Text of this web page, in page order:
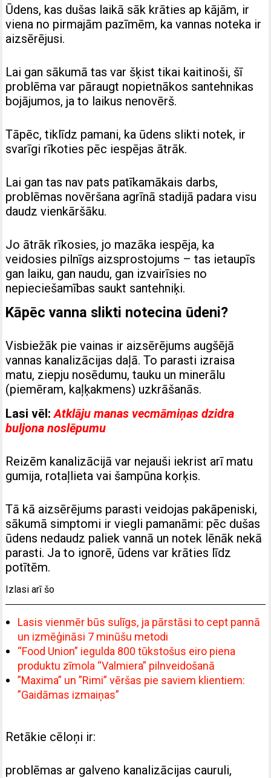
Ūdens, kas dušas laikā sāk krāties ap kājām, ir
viena no pirmajām pazīmēm, ka vannas noteka ir
aizsērējusi.
Lai gan sākumā tas var šķist tikai kaitinoši, šī
problēma var pāraugt nopietnākos santehnikas
bojājumos, ja to laikus nenovērš.
Tāpēc, tiklīdz pamani, ka ūdens slikti notek, ir
svarīgi rīkoties pēc iespējas ātrāk.
Lai gan tas nav pats patīkamākais darbs,
problēmas novēršana agrīnā stadijā padara visu
daudz vienkāršāku.
Jo ātrāk rīkosies, jo mazāka iespēja, ka
veidosies pilnīgs aizsprostojums – tas ietaupīs
gan laiku, gan naudu, gan izvairīsies no
nepieciešamības saukt santehniķi.
Kāpēc vanna slikti notecina ūdeni?
Visbiežāk pie vainas ir aizsērējums augšējā
vannas kanalizācijas daļā. To parasti izraisa
matu, ziepju nosēdumu, tauku un minerālu
(piemēram, kaļķakmens) uzkrāšanās.
Lasi vēl:Atklāju manas vecmāmiņas dzidra
buljona noslēpumu
Reizēm kanalizācijā var nejauši iekrist arī matu
gumija, rotaļlieta vai šampūna korķis.
Tā kā aizsērējums parasti veidojas pakāpeniski,
sākumā simptomi ir viegli pamanāmi: pēc dušas
ūdens nedaudz paliek vannā un notek lēnāk nekā
parasti. Ja to ignorē, ūdens var krāties līdz
potītēm.
Izlasi arī šo
Lasis vienmēr būs sulīgs, ja pārstāsi to cept pannā
un izmēģināsi 7 minūšu metodi
“Food Union” iegulda 800 tūkstošus eiro piena
produktu zīmola “Valmiera” pilnveidošanā
”Maxima” un ”Rimi” vēršas pie saviem klientiem:
”Gaidāmas izmaiņas”
Retākie cēloņi ir:
problēmas ar galveno kanalizācijas cauruli,